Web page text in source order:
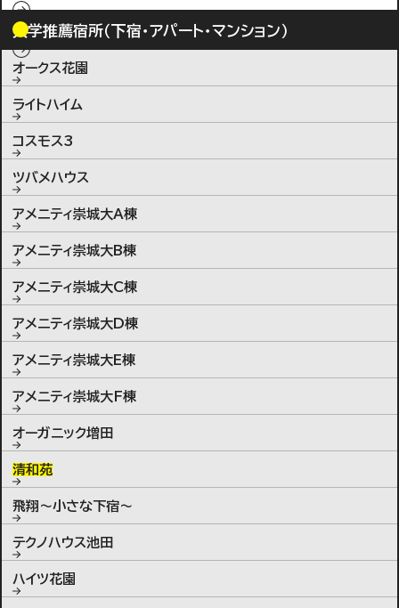
大学推薦宿所（下宿・アパート・マンション）
オークス花園
ライトハイム
コスモス3
ツバメハウス
アメニティ崇城大A棟
アメニティ崇城大B棟
アメニティ崇城大C棟
アメニティ崇城大D棟
アメニティ崇城大E棟
アメニティ崇城大F棟
オーガニック増田
清和苑
飛翔〜小さな下宿〜
テクノハウス池田
ハイツ花園